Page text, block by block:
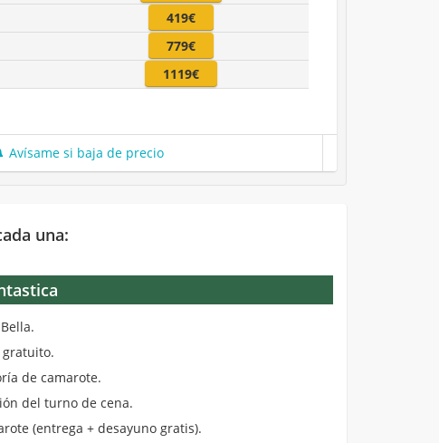
419€
779€
1119€
Avísame si baja de precio
una:
gratuito.
de camarote.
del turno de cena.
(entrega + desayuno gratis).